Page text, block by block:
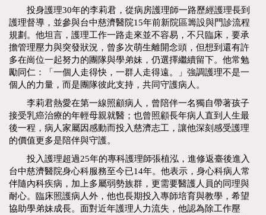
投身護理30年的李莉君，從病房護理師一路歷經護理長到
護理督導，並參與台中慈濟醫院15年前新院區籌設與門診流程
規劃。他坦言，護理工作一路走來並不容易，不只臨床，要承
擔管理壓力與突發狀況，曾多次萌生離開念頭，但想到還有許
多在崗位一起努力的團隊與學弟妹，仍選擇繼續留下。他常勉
勵同仁：「一個人走得快，一群人走得遠。」強調護理不是一
個人的力量，而是團隊彼此支持，共同守護病人。
李莉君熱愛在第一線照顧病人，曾陪伴一名獨自帶著孩子
接受乳癌治療的年輕母親就醫；也曾照顧長年病人直到人生最
後一程，病人家屬因感動而投入慈濟志工，讓他深刻感受護理
的價值更多是陪伴與守護。
投入護理超過25年的專科護理師張植泓，進修返臺後進入
台中慈濟醫院身心科服務至今已14年。他表示，身心科病人常
伴隨內科疾病，加上多屬弱勢族群，更需要醫護人員的同理與
耐心。臨床照護病人外，他也長期投入專師培育與教學，希望
協助學弟妹成長。面對近年護理人力流失，他認為除工作壓